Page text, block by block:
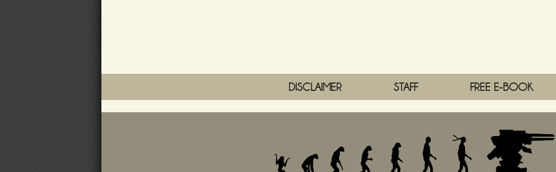
DISCLAIMER STAFF FREE E-BOOK